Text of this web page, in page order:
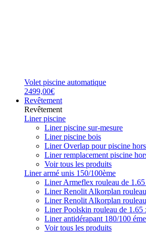
Volet piscine automatique
2499,00€
Revêtement
Revêtement
Liner piscine
Liner piscine sur-mesure
Liner piscine bois
Liner Overlap pour piscine
Liner remplacement piscine
Voir tous les produits
Liner armé unis 150/100ème
Liner Armeflex rouleau de
Liner Renolit Alkorplan
Liner Renolit Alkorplan
Liner Poolskin rouleau de 1.65
Liner antidérapant 180/100
Voir tous les produits